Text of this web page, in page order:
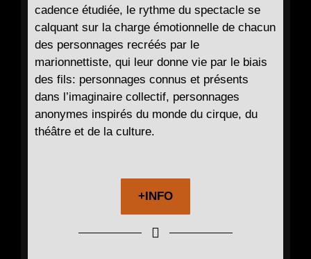
cadence étudiée, le rythme du spectacle se
calquant sur la charge émotionnelle de chacun
des personnages recréés par le
marionnettiste, qui leur donne vie par le biais
des fils: personnages connus et présents
dans l’imaginaire collectif, personnages
anonymes inspirés du monde du cirque, du
théâtre et de la culture.
+INFO